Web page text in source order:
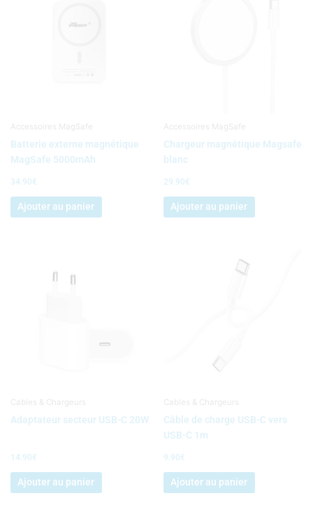
Accessoires MagSafe
Batterie externe magnétique
MagSafe 5000mAh
34.90€
Ajouter au panier
Accessoires MagSafe
Chargeur magnétique Magsafe
blanc
29.90€
Ajouter au panier
Cables & Chargeurs
Adaptateur secteur USB-C 20W
14.90€
Ajouter au panier
Cables & Chargeurs
Câble de charge USB-C vers
USB-C 1m
9.90€
Ajouter au panier